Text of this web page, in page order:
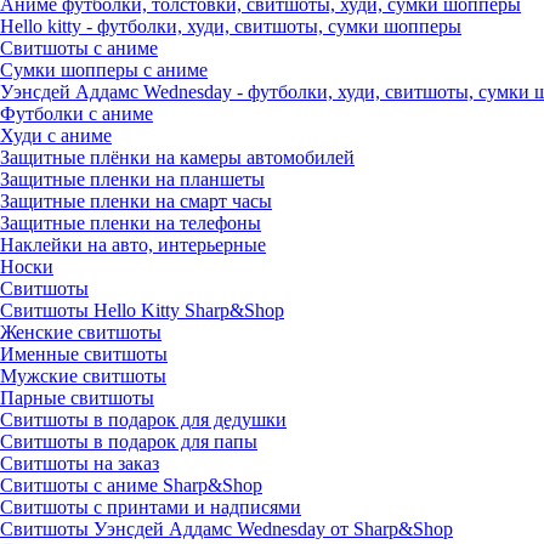
Аниме футболки, толстовки, свитшоты, худи, сумки шопперы
Hello kitty - футболки, худи, свитшоты, сумки шопперы
Свитшоты с аниме
Сумки шопперы с аниме
Уэнсдей Аддамс Wednesday - футболки, худи, свитшоты, сумки
Футболки с аниме
Худи с аниме
Защитные плёнки на камеры автомобилей
Защитные пленки на планшеты
Защитные пленки на смарт часы
Защитные пленки на телефоны
Наклейки на авто, интерьерные
Носки
Свитшоты
Cвитшоты Hello Kitty Sharp&Shop
Женские свитшоты
Именные свитшоты
Мужские свитшоты
Парные свитшоты
Свитшоты в подарок для дедушки
Свитшоты в подарок для папы
Свитшоты на заказ
Свитшоты с аниме Sharp&Shop
Свитшоты с принтами и надписями
Свитшоты Уэнсдей Аддамс Wednesday от Sharp&Shop